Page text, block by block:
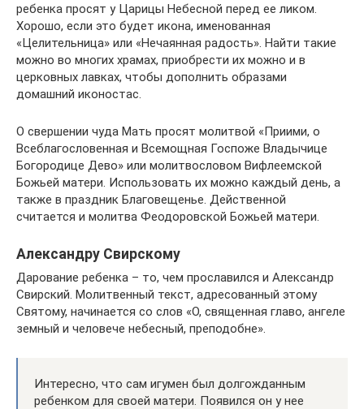
ребенка просят у Царицы Небесной перед ее ликом.
Хорошо, если это будет икона, именованная
«Целительница» или «Нечаянная радость». Найти такие
можно во многих храмах, приобрести их можно и в
церковных лавках, чтобы дополнить образами
домашний иконостас.
О свершении чуда Мать просят молитвой «Приими, о
Всеблагословенная и Всемощная Госпоже Владычице
Богородице Дево» или молитвословом Вифлеемской
Божьей матери. Использовать их можно каждый день, а
также в праздник Благовещенье. Действенной
считается и молитва Феодоровской Божьей матери.
Александру Свирскому
Дарование ребенка – то, чем прославился и Александр
Свирский. Молитвенный текст, адресованный этому
Святому, начинается со слов «О, священная главо, ангеле
земный и человече небесный, преподобне».
Интересно, что сам игумен был долгожданным
ребенком для своей матери. Появился он у нее